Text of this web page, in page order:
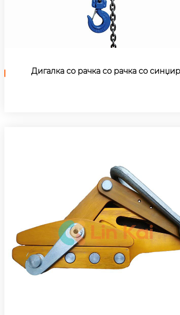
Пакет проводник Stringing блокови